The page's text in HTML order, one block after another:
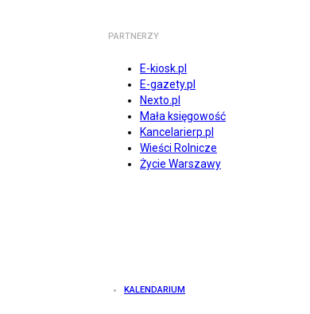
PARTNERZY
E-kiosk.pl
E-gazety.pl
Nexto.pl
Mała księgowość
Kancelarierp.pl
Wieści Rolnicze
Życie Warszawy
KALENDARIUM